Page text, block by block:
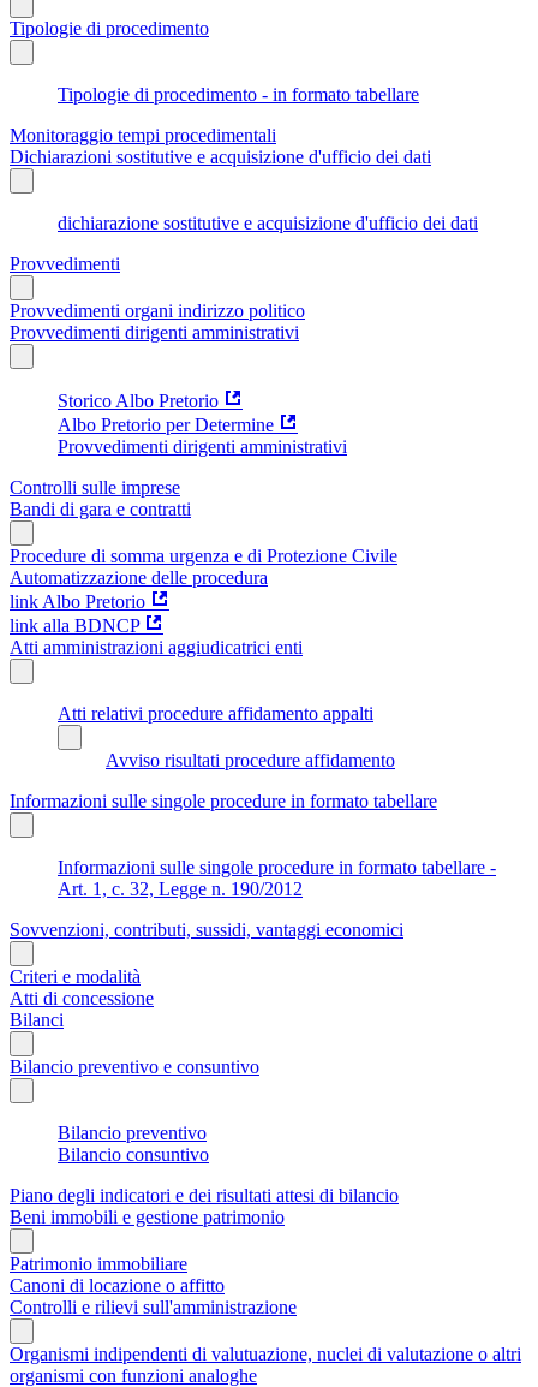
Tipologie di procedimento
Tipologie di procedimento - in formato tabellare
Monitoraggio tempi procedimentali
Dichiarazioni sostitutive e acquisizione d'ufficio dei dati
dichiarazione sostitutive e acquisizione d'ufficio dei dati
Provvedimenti
Provvedimenti organi indirizzo politico
Provvedimenti dirigenti amministrativi
Storico Albo Pretorio
Albo Pretorio per Determine
Provvedimenti dirigenti amministrativi
Controlli sulle imprese
Bandi di gara e contratti
Procedure di somma urgenza e di Protezione Civile
Automatizzazione delle procedura
link Albo Pretorio
link alla BDNCP
Atti amministrazioni aggiudicatrici enti
Atti relativi procedure affidamento appalti
Avviso risultati procedure affidamento
Informazioni sulle singole procedure in formato tabellare
Informazioni sulle singole procedure in formato tabellare -
Art. 1, c. 32, Legge n. 190/2012
Sovvenzioni, contributi, sussidi, vantaggi economici
Criteri e modalità
Atti di concessione
Bilanci
Bilancio preventivo e consuntivo
Bilancio preventivo
Bilancio consuntivo
Piano degli indicatori e dei risultati attesi di bilancio
Beni immobili e gestione patrimonio
Patrimonio immobiliare
Canoni di locazione o affitto
Controlli e rilievi sull'amministrazione
Organismi indipendenti di valutuazione, nuclei di valutazione o altri
organismi con funzioni analoghe